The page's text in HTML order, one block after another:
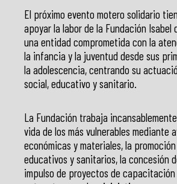
El próximo evento motero solidario
apoyar la labor de la Fundación Isabel
una entidad comprometida con la
la infancia y la juventud desde sus
la adolescencia, centrando su
social, educativo y sanitario.
La Fundación trabaja
vida de los más vulnerables mediante
económicas y materiales, la
educativos y sanitarios, la concesión
impulso de proyectos de